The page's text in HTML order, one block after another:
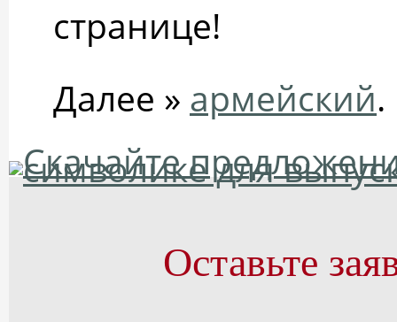
странице!
Далее » армейский.
Оставьте